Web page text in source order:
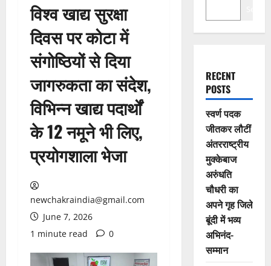
विश्व खाद्य सुरक्षा
दिवस पर कोटा में
संगोष्ठियों से दिया
जागरुकता का संदेश,
विभिन्न खाद्य पदार्थों
के 12 नमूने भी लिए,
प्रयोगशाला भेजा
newchakraindia@gmail.com
June 7, 2026
1 minute read
0
RECENT
POSTS
स्वर्ण पदक
जीतकर लौटीं
अंतरराष्ट्रीय
मुक्केबाज
अरुंधति
चौधरी का
अपने गृह जिले
बूंदी में भव्य
अभिनंद-
सम्मान